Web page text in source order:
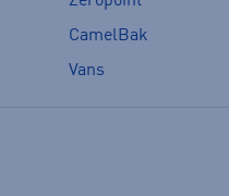
CamelBak
Vans